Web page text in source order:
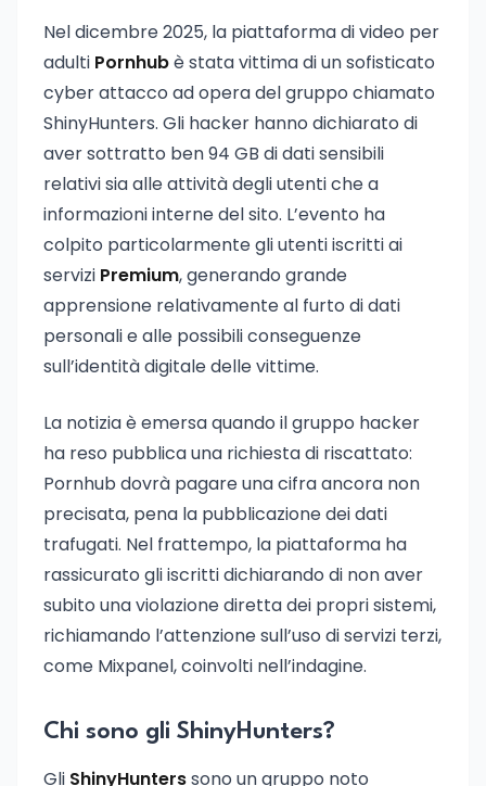
Nel dicembre 2025, la piattaforma di video per
adulti Pornhubè stata vittima di un sofisticato
cyber attacco ad opera del gruppo chiamato
ShinyHunters. Gli hacker hanno dichiarato di
aver sottratto ben 94 GB di dati sensibili
relativi sia alle attività degli utenti che a
informazioni interne del sito. L’evento ha
colpito particolarmente gli utenti iscritti ai
servizi Premium, generando grande
apprensione relativamente al furto di dati
personali e alle possibili conseguenze
sull’identità digitale delle vittime.
La notizia è emersa quando il gruppo hacker
ha reso pubblica una richiesta di riscattato:
Pornhub dovrà pagare una cifra ancora non
precisata, pena la pubblicazione dei dati
trafugati. Nel frattempo, la piattaforma ha
rassicurato gli iscritti dichiarando di non aver
subito una violazione diretta dei propri sistemi,
richiamando l’attenzione sull’uso di servizi terzi,
come Mixpanel, coinvolti nell’indagine.
Chi sono gli ShinyHunters?
Gli ShinyHunterssono un gruppo noto